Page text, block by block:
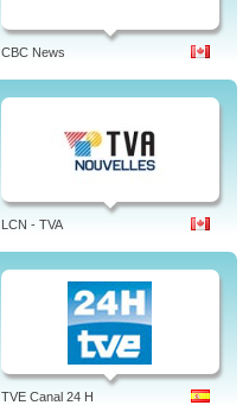
CBC News
LCN - TVA
TVE Canal 24 H